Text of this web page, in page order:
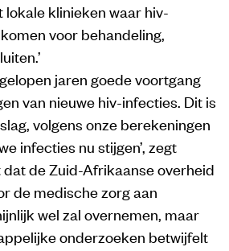
klinieken waar hiv-
voor behandeling,
jaren goede voortgang
van nieuwe hiv-infecties. Dit is
volgens onze berekeningen
infecties nu stijgen’, zegt
dat de Zuid-Afrikaanse overheid
de medische zorg aan
wel zal overnemen, maar
onderzoeken betwijfelt